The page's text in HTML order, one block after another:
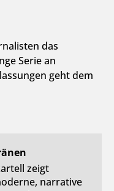
das
Serie an
geht dem
zeigt
narrative